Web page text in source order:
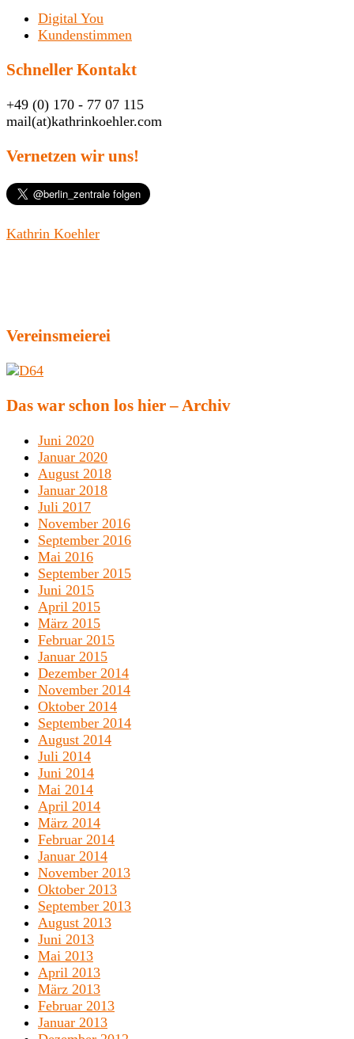
Digital You
Kundenstimmen
Schneller Kontakt
+49 (0) 170 - 77 07 115
mail(at)kathrinkoehler.com
Vernetzen wir uns!
Kathrin Koehler
Vereinsmeierei
Das war schon los hier – Archiv
Juni 2020
Januar 2020
August 2018
Januar 2018
Juli 2017
November 2016
September 2016
Mai 2016
September 2015
Juni 2015
April 2015
März 2015
Februar 2015
Januar 2015
Dezember 2014
November 2014
Oktober 2014
September 2014
August 2014
Juli 2014
Juni 2014
Mai 2014
April 2014
März 2014
Februar 2014
Januar 2014
November 2013
Oktober 2013
September 2013
August 2013
Juni 2013
Mai 2013
April 2013
März 2013
Februar 2013
Januar 2013